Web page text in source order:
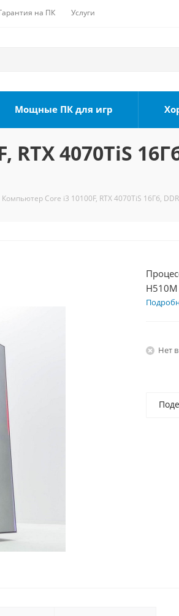
на ПК Услуги
Мощные ПК для игр
4070TiS
Компьютер Core i3 10100F, RTX 4070TiS 16Гб,
+ HDD
Нет